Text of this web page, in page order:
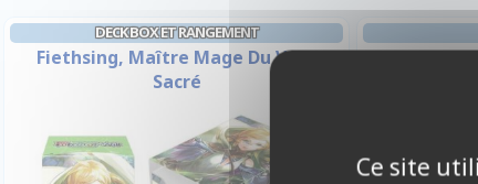
DECK BOX ET RANGEMENT
Fiethsing, Maître Mage Du Vent
Sacré
Prime
Ce site